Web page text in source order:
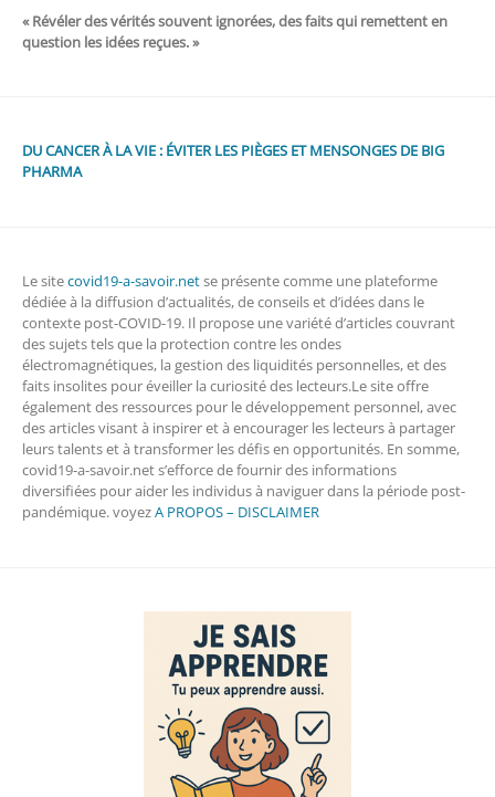
« Révéler des vérités souvent ignorées, des faits qui remettent en
question les idées reçues. »
DU CANCER À LA VIE : ÉVITER LES PIÈGES ET MENSONGES DE BIG
PHARMA
Le sitecovid19-a-savoir.netse présente comme une plateforme
dédiée à la diffusion d’actualités, de conseils et d’idées dans le
contexte post-COVID-19. Il propose une variété d’articles couvrant
des sujets tels que la protection contre les ondes
électromagnétiques, la gestion des liquidités personnelles, et des
faits insolites pour éveiller la curiosité des lecteurs.Le site offre
également des ressources pour le développement personnel, avec
des articles visant à inspirer et à encourager les lecteurs à partager
leurs talents et à transformer les défis en opportunités. En somme,
covid19-a-savoir.net s’efforce de fournir des informations
diversifiées pour aider les individus à naviguer dans la période post-
pandémique. voyezA PROPOS – DISCLAIMER